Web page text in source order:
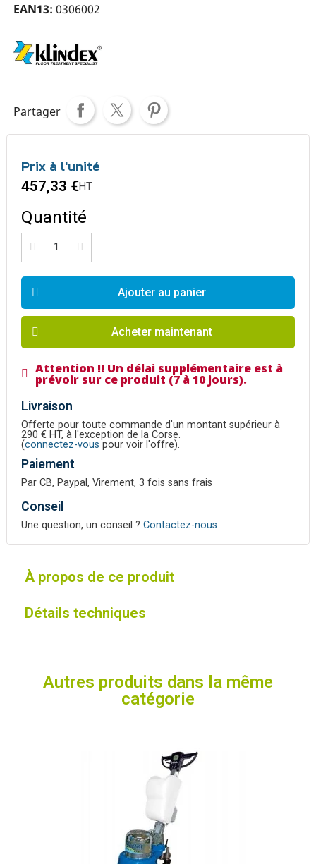
EAN13 0306002
Partager
Prix à l'unité
457,33 €HT
Quantité
Ajouter au panier
Acheter maintenant
Attention !! Un délai supplémentaire est à
prévoir sur ce produit (7 à 10 jours).
Livraison
Offerte pour toute commande d'un montant supérieur à
290 € HT, à l'exception de la Corse.
(connectez-vous pour voir l'offre).
Paiement
Par CB, Paypal, Virement, 3 fois sans frais
Conseil
Une question, un conseil ? Contactez-nous
À propos de ce produit
Détails techniques
Autres produits dans la même
catégorie